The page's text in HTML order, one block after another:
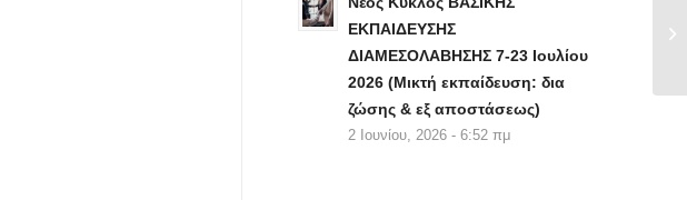
ΕΚΠΑΙΔΕΥΣΗΣ
ΔΙΑΜΕΣΟΛΑΒΗΣΗΣ 7-23 Ιουλίου
2026 (Μικτή εκπαίδευση: δια
ζώσης & εξ αποστάσεως)
2 Ιουνίου, 2026 - 6:52 πμ